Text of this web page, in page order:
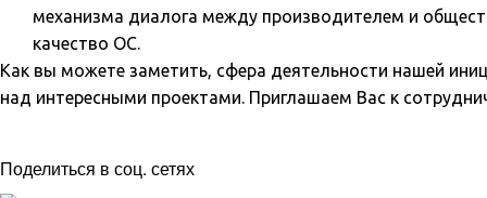
механизма диалога между производителем и
качество ОС.
Как вы можете заметить, сфера деятельности нашей
над интересными проектами. Приглашаем Вас к
Поделиться в соц. сетях